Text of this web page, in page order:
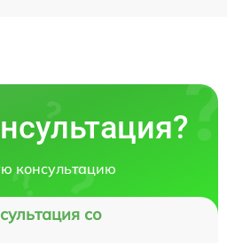
консультацию
со